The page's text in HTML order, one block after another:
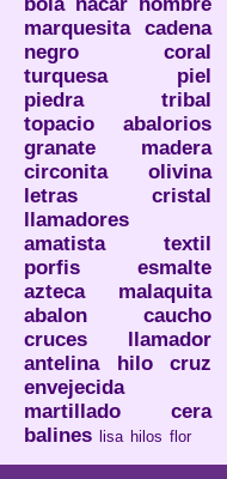
marquesita
cadena
negro
coral
turquesa
piel
piedra
tribal
topacio
abalorios
granate
madera
circonita
olivina
letras
cristal
llamadores
amatista
textil
porfis
esmalte
azteca
malaquita
abalon
caucho
cruces
llamador
antelina
hilo
cruz
envejecida
martillado
cera
balines lisa hilos flor